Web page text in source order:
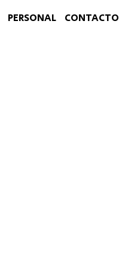
PERSONAL CONTACTO